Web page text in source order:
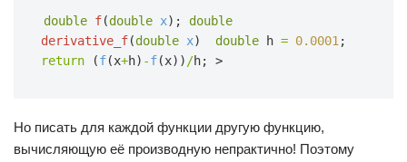
double f(double x);
double
derivative_f(double x) double h = 0.0001 ;
return
(f(x+h) -f(x)) /h; >
Но писать для каждой функции другую функцию,
вычисляющую её производную непрактично! Поэтому